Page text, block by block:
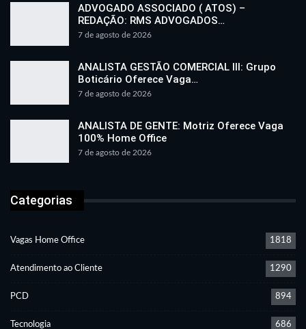
ADVOGADO ASSOCIADO ( ATOS) –
REDAÇÃO: RMS ADVOGADOS…
7 de agosto de 2026
ANALISTA GESTÃO COMERCIAL III: Grupo
Boticário Oferece Vaga…
7 de agosto de 2026
ANALISTA DE GENTE: Motriz Oferece Vaga
100% Home Office
7 de agosto de 2026
Categorias
Vagas Home Office 1818
Atendimento ao Cliente 1290
PCD 894
Tecnologia 686